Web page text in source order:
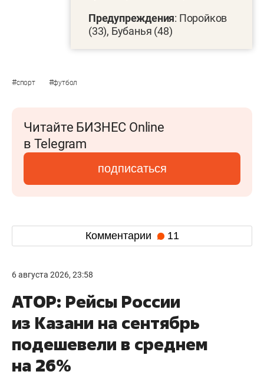
Предупреждения: Поройков
(33), Бубанья (48)
#спорт #футбол
Читайте БИЗНЕС Online
в Telegram
подписаться
Комментарии 11
6 августа 2026, 23:58
АТОР: Рейсы России
из Казани на сентябрь
подешевели в среднем
на 26%